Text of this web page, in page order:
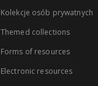
Kolekcje osób prywatnych
Themed collections
Forms of resources
Electronic resources